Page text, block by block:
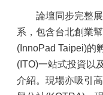
論壇同步完整展
系，包含台北創業
(InnoPad Taipei)的
(ITO)一站式投資以
介紹。現場亦吸引